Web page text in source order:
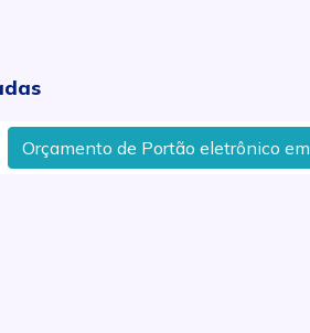
de Portão eletrônico em Capivari